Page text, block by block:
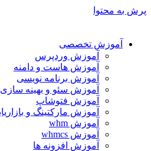
پرش به محتوا
آموزش تخصصی
آموزش وردپرس
آموزش هاست و دامنه
آموزش برنامه نویسی
آموزش سئو و بهینه سازی
آموزش فتوشاپ
آموزش مارکتینگ و
آموزش whm
آموزش whmcs
آموزش افزونه ها